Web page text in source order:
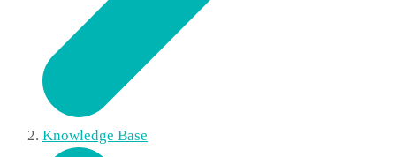
Knowledge Base